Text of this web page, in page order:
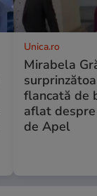
Unica.ro
Mirabela
flancată de
aflat
de Apel